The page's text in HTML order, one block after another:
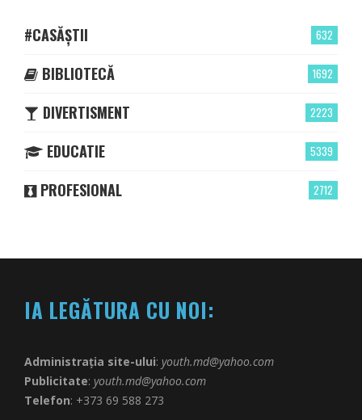
632
#CASĂȘTII
1692
BIBLIOTECĂ
2223
DIVERTISMENT
5339
EDUCATIE
2712
PROFESIONAL
IA LEGĂTURA CU NOI:
Administrația site-ului: youth.md@yahoo.com
Publicitate: youth.md@yahoo.com
Telefon: +373 69 588 273